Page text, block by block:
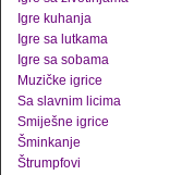
Igre kuhanja
Igre sa lutkama
Igre sa sobama
Muzičke igrice
Sa slavnim licima
Smiješne igrice
Šminkanje
Štrumpfovi